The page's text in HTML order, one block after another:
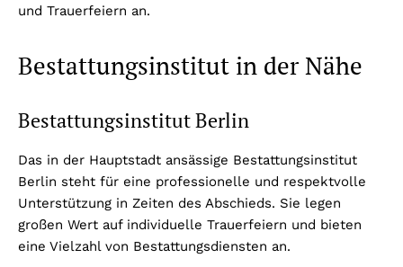
und Trauerfeiern an.
Bestattungsinstitut in der Nähe
Bestattungsinstitut Berlin
Das in der Hauptstadt ansässige Bestattungsinstitut
Berlin steht für eine professionelle und respektvolle
Unterstützung in Zeiten des Abschieds. Sie legen
großen Wert auf individuelle Trauerfeiern und bieten
eine Vielzahl von Bestattungsdiensten an.